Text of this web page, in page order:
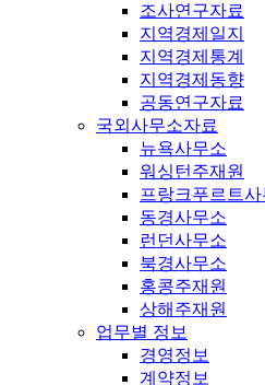
조사연구자료
지역경제일지
지역경제통계
지역경제동향
공동연구자료
국외사무소자료
뉴욕사무소
워싱턴주재원
프랑크푸르트사
동경사무소
런던사무소
북경사무소
홍콩주재원
상해주재원
업무별 정보
경영정보
계약정보